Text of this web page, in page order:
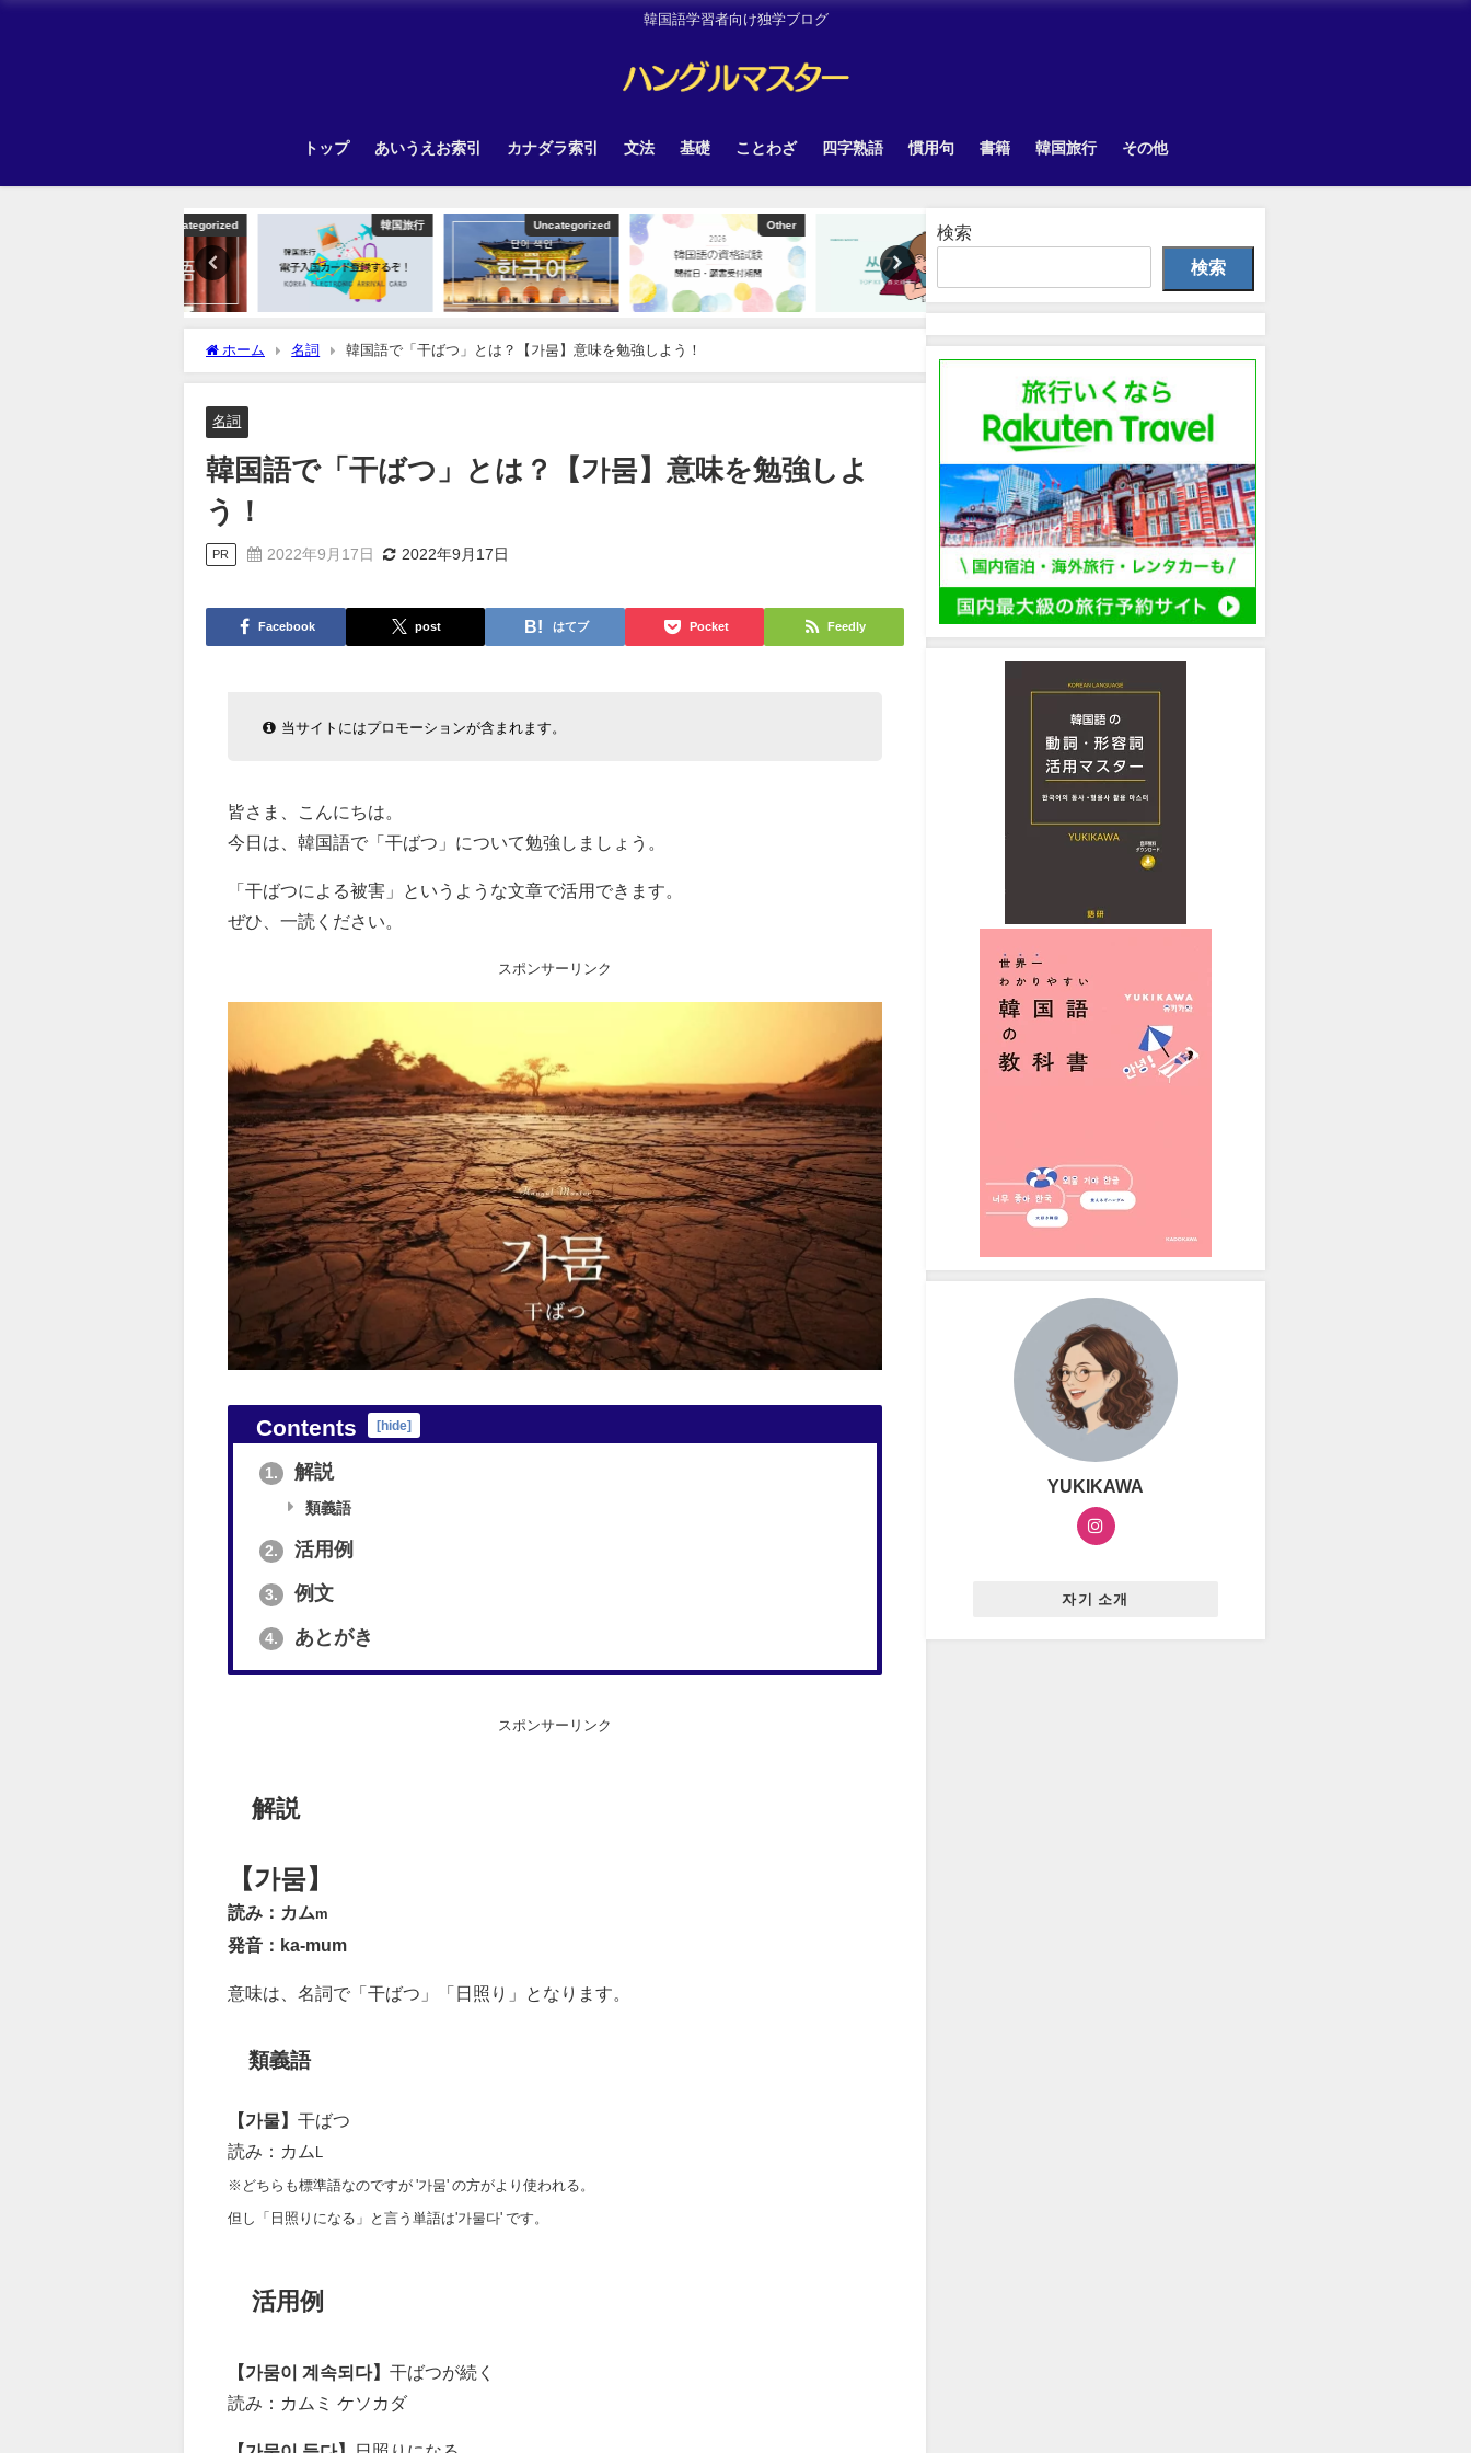
韓国語学習者向け独学ブログ
トップ あいうえお索引 カナダラ索引 文法 基礎 ことわざ 四字熟語 慣用句 書籍 韓国旅行 その他
韓国旅行 Uncategorized Other
ホーム 名詞 韓国語で「干ばつ」とは？【가뭄】意味を勉強しよう！
名詞
韓国語で「干ばつ」とは？【가뭄】意味を勉強しよ
う！
PR 2022年9月17日 2022年9月17日
Facebook post はてブ Pocket Feedly
当サイトにはプロモーションが含まれます。
皆さま、こんにちは。
今日は、韓国語で「干ばつ」について勉強しましょう。
「干ばつによる被害」というような文章で活用できます。
ぜひ、一読ください。
スポンサーリンク
Contents [hide]
1. 解説
類義語
2. 活用例
3. 例文
4. あとがき
スポンサーリンク
解説
【가뭄】
読み：カムm
発音：ka-mum
意味は、名詞で「干ばつ」「日照り」となります。
類義語
【가물】 干ばつ
読み：カム
※どちらも標準語なのですが '가뭄' の方がより使われる。
但し「日照りになる」と言う単語は'가물다' です。
活用例
【가뭄이 계속되다】 干ばつが続く
読み：カムミ ケソカダ
検索
検索
YUKIKAWA
자기 소개